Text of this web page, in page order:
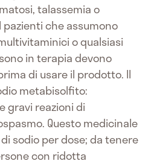
talassemia o
che assumono
o qualsiasi
in terapia devono
di usare il prodotto. Il
metabisolfito:
gravi reazioni di
Questo medicinale
sodio per dose; da tenere
con ridotta